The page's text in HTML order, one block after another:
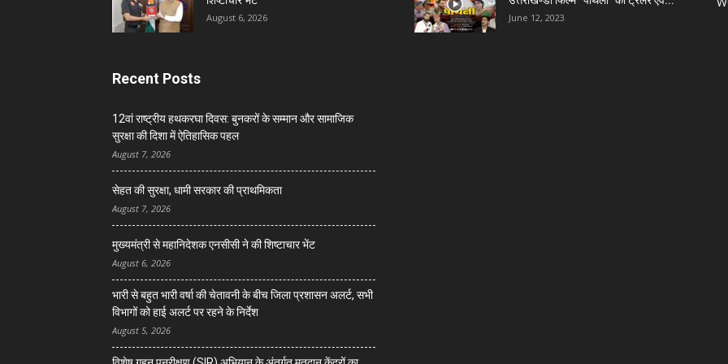
August 6, 2026
Recent Posts
12वां राष्ट्रीय हथकरघा दिवस: बुनकरों के सम्मान और सामाजिक
सुरक्षा की दिशा में ऐतिहासिक पहल
August 7, 2026
सेहत की सुरक्षा, धामी सरकार की प्राथमिकता
August 7, 2026
मुख्यमंत्री से महानिदेशक एनसीसी ने की शिष्टाचार भेंट
August 6, 2026
भारी से बहुत भारी वर्षा की चेतावनी के बीच जिला प्रशासन अलर्ट, सभी
विभागों को हाई अलर्ट पर रहने के निर्देश
August 5, 2026
June 12, 2023